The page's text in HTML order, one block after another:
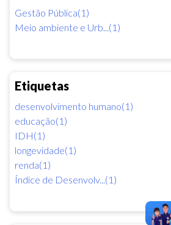
Gestão Pública(1)
Meio ambiente e Urb...(1)
Etiquetas
desenvolvimento humano(1)
educação(1)
IDH(1)
longevidade(1)
renda(1)
Índice de Desenvolv...(1)